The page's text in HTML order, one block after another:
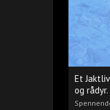
Et
og rådyr.